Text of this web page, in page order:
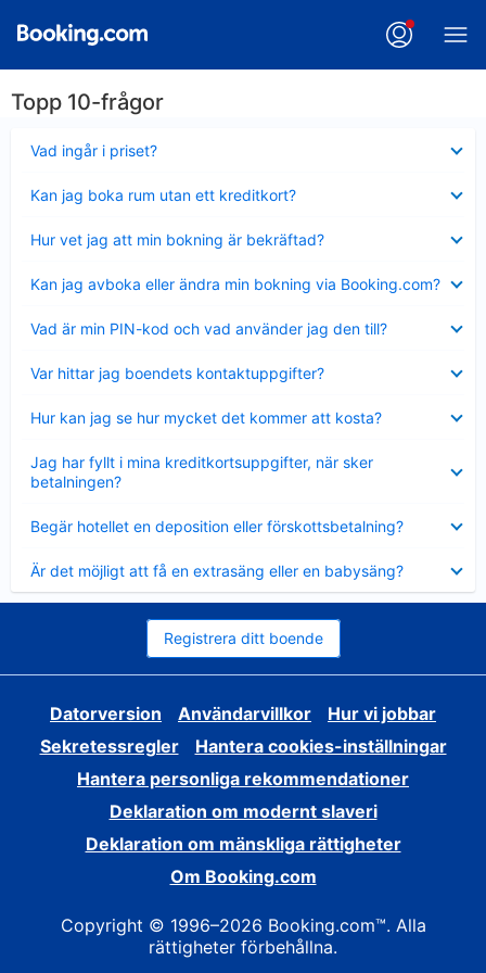
Topp 10-frågor
Vad ingår i priset?
mindre
Kan jag boka rum utan ett kreditkort?
mindre
Hur vet jag att min bokning är bekräftad?
mindre
Kan jag avboka eller ändra min bokning via Booking.com?
mindre
Vad är min PIN-kod och vad använder jag den till?
mindre
Var hittar jag boendets kontaktuppgifter?
mindre
Hur kan jag se hur mycket det kommer att kosta?
mindre
Jag har fyllt i mina kreditkortsuppgifter, när sker
betalningen?
mindre
Begär hotellet en deposition eller förskottsbetalning?
mindre
Är det möjligt att få en extrasäng eller en babysäng?
mindre
Registrera ditt boende
Datorversion Användarvillkor
Hur vi jobbar
Sekretessregler
Hantera cookies-inställningar
Hantera personliga rekommendationer
Deklaration om modernt slaveri
Deklaration om mänskliga rättigheter
Om Booking.com
Copyright © 1996–2026 Booking.com™. Alla
rättigheter förbehållna.